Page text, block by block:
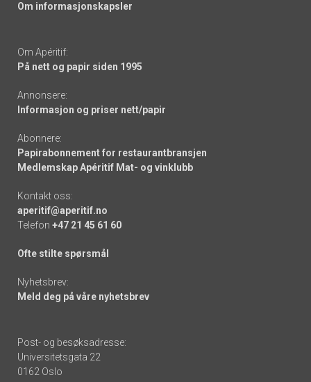
Om informasjonskapsler
Om Apéritif:
På nett og papir siden 1995
Annonsere:
Informasjon og priser nett/papir
Abonnere:
Papirabonnement for restaurantbransjen
Medlemskap Apéritif Mat- og vinklubb
Kontakt oss:
aperitif@aperitif.no
Telefon +47 21 45 61 60
Ofte stilte spørsmål
Nyhetsbrev:
Meld deg på våre nyhetsbrev
Post- og besøksadresse:
Universitetsgata 22
0162 Oslo